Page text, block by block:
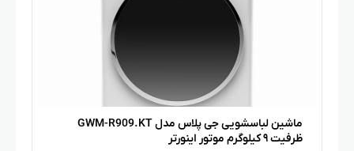
ماشین لباسشویی جی پلاس مدل GWM-R909.KT
ظرفیت ۹ کیلوگرم موتور اینورتر